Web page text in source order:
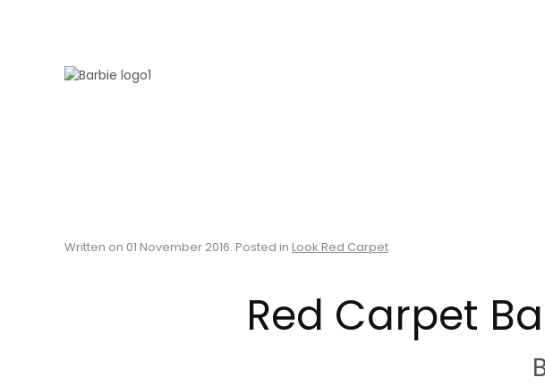
Written on 01 November 2016. Posted in Look Red Carpet.
Red Carpet